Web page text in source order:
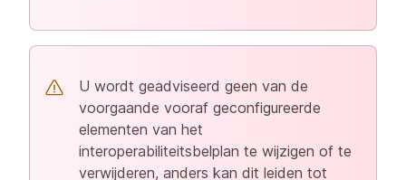
U wordt geadviseerd geen van de
voorgaande vooraf geconfigureerde
elementen van het
interoperabiliteitsbelplan te wijzigen of te
verwijderen, anders kan dit leiden tot